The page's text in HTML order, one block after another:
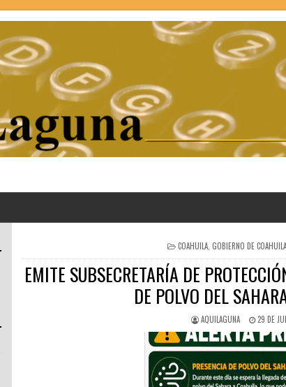
POSTED
IN
COAHUILA, GOBIERNO DE COAHUILA
EMITE SUBSECRETARÍA DE
DE POLVO DEL
AQUILAGUNA 29 DE